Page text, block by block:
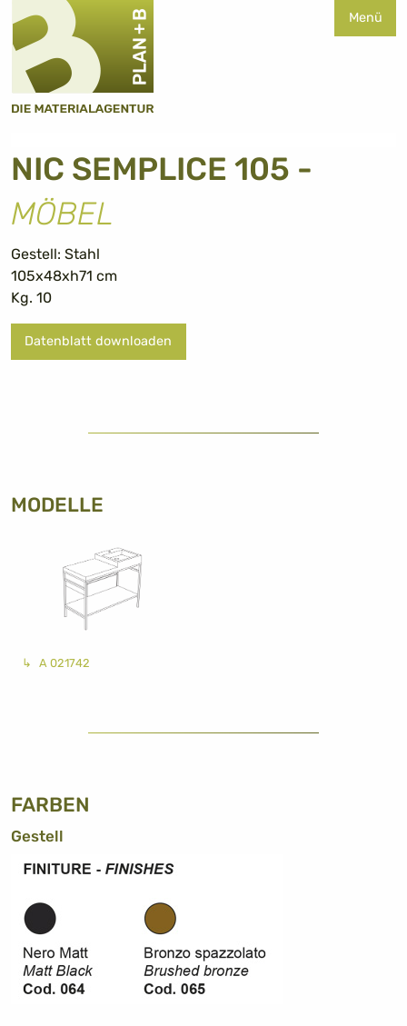
Menü
NIC SEMPLICE 105 -
MÖBEL
Gestell: Stahl
105x48xh71 cm
Kg. 10
Datenblatt downloaden
MODELLE
A 021742
FARBEN
Gestell